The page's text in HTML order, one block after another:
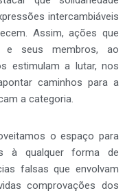
intercambiáveis
Assim, ações que
e seus membros, ao
estimulam a lutar, nos
caminhos para a
a categoria.
o espaço para
à qualquer forma de
falsas que envolvam
comprovações dos